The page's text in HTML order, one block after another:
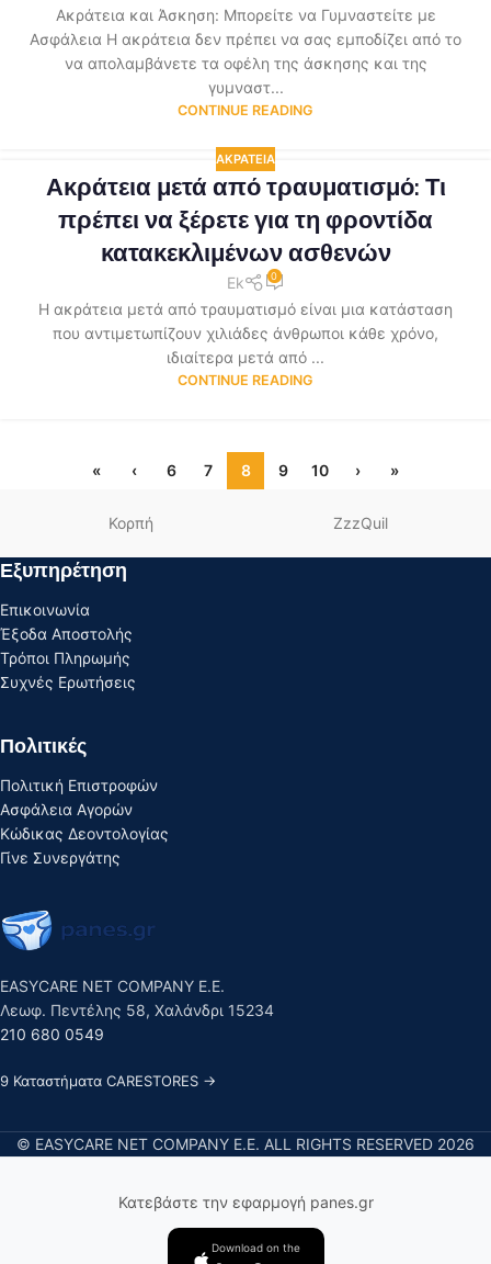
Ακράτεια και Άσκηση: Μπορείτε να Γυμναστείτε με
Ασφάλεια Η ακράτεια δεν πρέπει να σας εμποδίζει από το
να απολαμβάνετε τα οφέλη της άσκησης και της
γυμναστ...
CONTINUE READING
ΑΚΡΆΤΕΙΑ
Ακράτεια μετά από τραυματισμό: Τι
πρέπει να ξέρετε για τη φροντίδα
κατακεκλιμένων ασθενών
Ek 0
Η ακράτεια μετά από τραυματισμό είναι μια κατάσταση
που αντιμετωπίζουν χιλιάδες άνθρωποι κάθε χρόνο,
ιδιαίτερα μετά από ...
CONTINUE READING
« ‹ 6 7 8 9 10 › »
Κορπή ZzzQuil
Εξυπηρέτηση
Επικοινωνία
Έξοδα Αποστολής
Τρόποι Πληρωμής
Συχνές Ερωτήσεις
Πολιτικές
Πολιτική Επιστροφών
Ασφάλεια Αγορών
Κώδικας Δεοντολογίας
Γίνε Συνεργάτης
EASYCARE NET COMPANY E.E.
Λεωφ. Πεντέλης 58, Χαλάνδρι 15234
210 680 0549
9 Καταστήματα CARESTORES →
© EASYCARE NET COMPANY E.E. ALL RIGHTS RESERVED 2026
Κατεβάστε την εφαρμογή panes.gr
Download on the